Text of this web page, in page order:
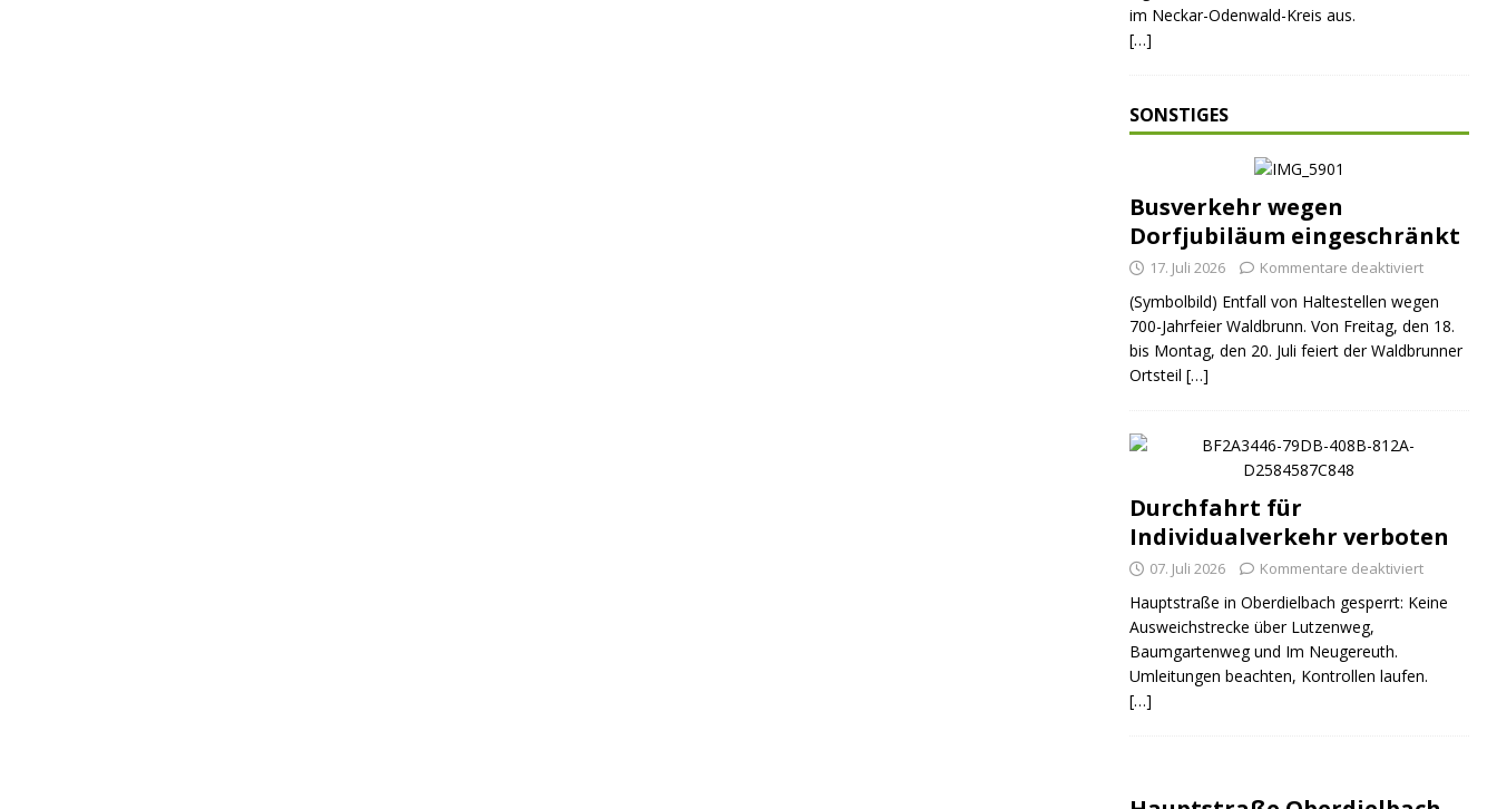
im Neckar-Odenwald-Kreis aus.
[…]
SONSTIGES
Busverkehr wegen
Dorfjubiläum eingeschränkt
17. Juli 2026 Kommentare deaktiviert
(Symbolbild) Entfall von Haltestellen wegen
700-Jahrfeier Waldbrunn. Von Freitag, den 18.
bis Montag, den 20. Juli feiert der Waldbrunner
Ortsteil […]
Durchfahrt für
Individualverkehr verboten
07. Juli 2026 Kommentare deaktiviert
Hauptstraße in Oberdielbach gesperrt: Keine
Ausweichstrecke über Lutzenweg,
Baumgartenweg und Im Neugereuth.
Umleitungen beachten, Kontrollen laufen.
[…]